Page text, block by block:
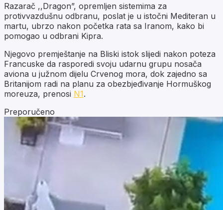
Razarač ,,Dragon”, opremljen sistemima za
protivvazdušnu odbranu, poslat je u istočni Mediteran u
martu, ubrzo nakon početka rata sa Iranom, kako bi
pomogao u odbrani Kipra.
Njegovo premještanje na Bliski istok slijedi nakon poteza
Francuske da rasporedi svoju udarnu grupu nosača
aviona u južnom dijelu Crvenog mora, dok zajedno sa
Britanijom radi na planu za obezbjeđivanje Hormuškog
moreuza, prenosi N1.
Preporučeno